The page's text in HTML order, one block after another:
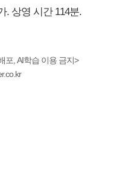
. 상영 시간 114분.
포, AI학습 이용 금지>